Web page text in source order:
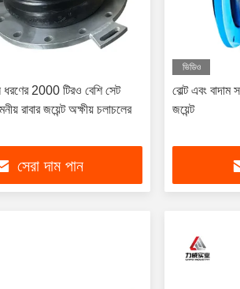
ধরণের 2000 টিরও বেশি সেট
রাবার জয়েন্ট অক্ষীয় চলাচলের
সেরা দাম পান
ভিডিও
বোল্ট এবং বাদাম
জয়েন্ট